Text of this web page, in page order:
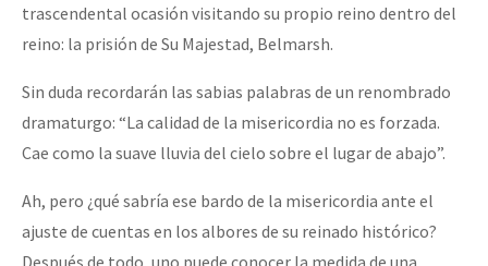
trascendental ocasión visitando su propio reino dentro del
reino: la prisión de Su Majestad, Belmarsh.
Sin duda recordarán las sabias palabras de un renombrado
dramaturgo: “La calidad de la misericordia no es forzada.
Cae como la suave lluvia del cielo sobre el lugar de abajo”.
Ah, pero ¿qué sabría ese bardo de la misericordia ante el
ajuste de cuentas en los albores de su reinado histórico?
Después de todo, uno puede conocer la medida de una